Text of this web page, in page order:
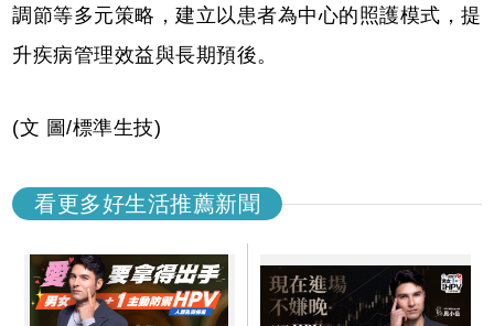
調節等多元策略，建立以患者為中心的照護模式，提
升疾病管理效益與長期預後。
(文 圖/標準生技)
看更多好生活推薦新聞